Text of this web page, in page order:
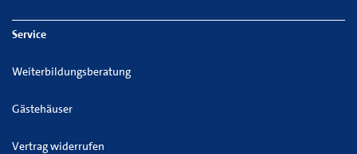
Service
Weiterbildungsberatung
Gästehäuser
Vertrag widerrufen